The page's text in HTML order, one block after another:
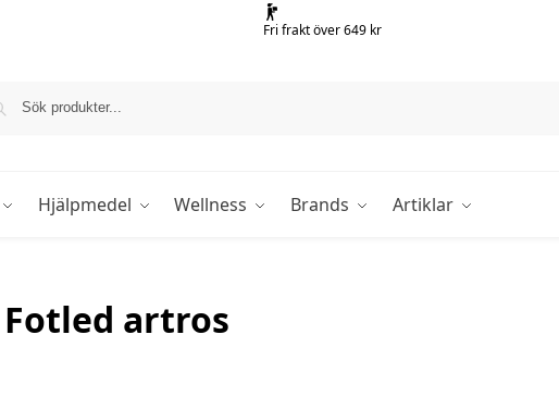
Fri frakt över 649 kr
Hjälpmedel Wellness Brands Artiklar
Fotled artros